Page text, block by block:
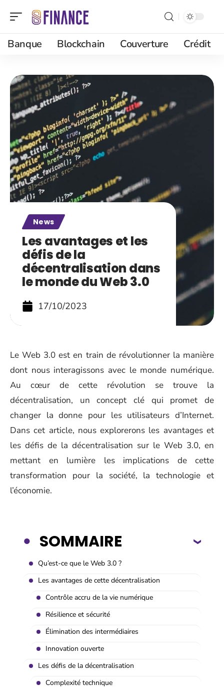
Banque Blockchain Couverture Crédit
News
Les avantages et les
défis de la
décentralisation dans
le monde du Web 3.0
17/10/2023
Le Web 3.0 est en train de révolutionner la manière
dont nous interagissons avec le monde numérique.
Au cœur de cette révolution se trouve la
décentralisation, un concept clé qui promet de
changer la donne pour les utilisateurs d’Internet.
Dans cet article, nous explorerons les avantages et
les défis de la décentralisation sur le Web 3.0, en
mettant en lumière les implications de cette
transformation pour la société, la technologie et
l’économie.
SOMMAIRE
Qu’est-ce que le Web 3.0 ?
Les avantages de cette décentralisation
Contrôle accru de la vie numérique
Résilience et sécurité
Élimination des intermédiaires
Innovation ouverte
Les défis de la décentralisation
Complexité technique